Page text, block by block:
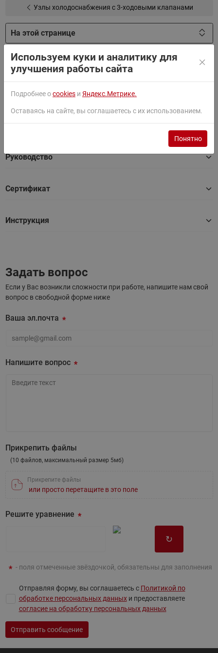
Узлы холодоснабжения с 3-ходовыми клапанами
На этой странице
Фильтры
Документация
Паспорт
Руководство
Сертификат
Инструкция
Задать вопрос
Если у Вас возникли сложности при работе, напишите нам свой
вопрос в свободной форме ниже
Ваша эл.почта
Напишите вопрос
Прикрепить файлы
(10 файлов, максимальный размер 5мб)
Прикрепите файлы
или просто перетащите в это поле
Решите уравнение
↻
- поля отмеченные звёздочкой, обязательны для заполнения
Отправляя форму, вы соглашаетесь с Политикой по
обработке персональных данныхи предоставляете
согласие на обработку персональных данных
Отправить сообщение
Используем куки и аналитику для
улучшения работы сайта
Подробнее оcookies и Яндекс.Метрике.
Оставаясь на сайте, вы соглашаетесь с их использованием.
Понятно